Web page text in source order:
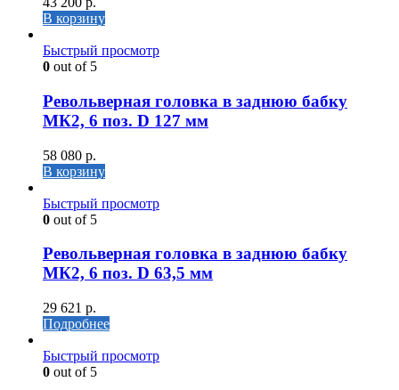
В корзину
Быстрый просмотр
0 out of 5
Револьверная головка в заднюю бабку
МК2, 6 поз. D 127 мм
58 080 р.
В корзину
Быстрый просмотр
0 out of 5
Револьверная головка в заднюю бабку
МК2, 6 поз. D 63,5 мм
29 621 р.
Подробнее
Быстрый просмотр
0 out of 5